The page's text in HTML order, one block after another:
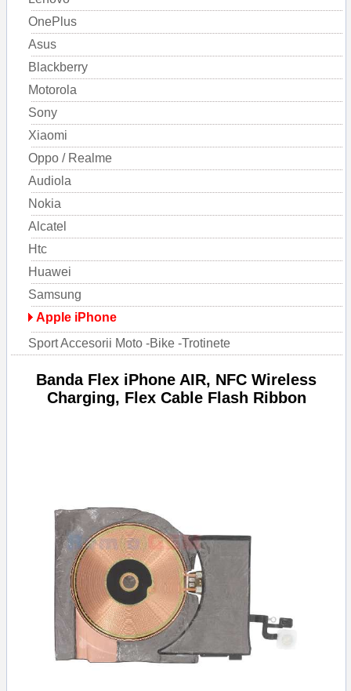
OnePlus
Asus
Blackberry
Motorola
Sony
Xiaomi
Oppo / Realme
Audiola
Nokia
Alcatel
Htc
Huawei
Samsung
Apple iPhone
Sport Accesorii Moto -Bike -Trotinete
Banda Flex iPhone AIR, NFC Wireless
Charging, Flex Cable Flash Ribbon